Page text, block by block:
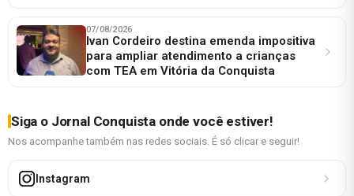
07/08/2026
Ivan Cordeiro destina emenda impositiva
para ampliar atendimento a crianças
com TEA em Vitória da Conquista
Siga o Jornal Conquista onde você estiver!
Nos acompanhe também nas redes sociais. É só clicar e seguir!
Instagram